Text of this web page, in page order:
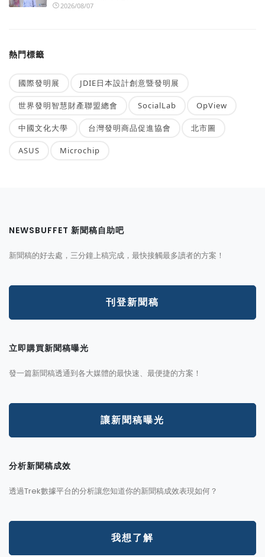
2026/08/07
熱門標籤
國際發明展 JDIE日本設計創意暨發明展
世界發明智慧財產聯盟總會 SocialLab OpView
中國文化大學 台灣發明商品促進協會 北市圖
ASUS Microchip
NEWSBUFFET 新聞稿自助吧
新聞稿的好去處，三分鐘上稿完成，最快接觸最多讀者的方案！
刊登新聞稿
立即購買新聞稿曝光
發一篇新聞稿透通到各大媒體的最快速、最便捷的方案！
讓新聞稿曝光
分析新聞稿成效
透過Trek數據平台的分析讓您知道你的新聞稿成效表現如何？
我想了解